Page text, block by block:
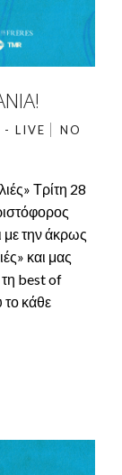
LIVE
NO
Τρίτη 28
με την άκρως
και μας
τη best of
κάθε